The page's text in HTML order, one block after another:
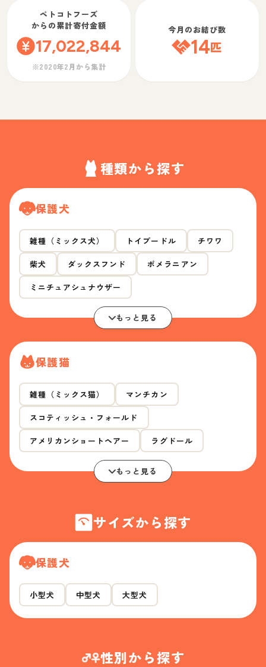
ペトコトフーズ
からの累計寄付金額
17,022,844
※2020年2月から集計
今月のお結び数
14匹
種類から探す
保護犬
雑種（ミックス犬） トイプードル チワワ
柴犬 ダックスフンド ポメラニアン
ミニチュアシュナウザー
もっと見る
保護猫
雑種（ミックス猫） マンチカン
スコティッシュ・フォールド
アメリカンショートヘアー ラグドール
もっと見る
サイズから探す
保護犬
小型犬 中型犬 大型犬
性別から探す